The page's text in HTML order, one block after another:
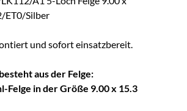
ET0/Silber
und sofort einsatzbereit.
aus der Felge:
Felge in der Größe 9.00 x 15.3